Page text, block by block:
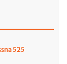
525